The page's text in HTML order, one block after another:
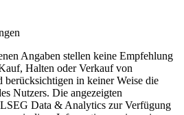
Angaben stellen keine Empfehlung
Halten oder Verkauf von
berücksichtigen in keiner Weise die
Nutzers. Die angezeigten
Data & Analytics zur Verfügung